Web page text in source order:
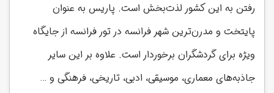
رفتن به این کشور لذت‌بخش است. پاریس به عنوان
پایتخت و مدرن‌ترین شهر فرانسه در تور فرانسه از جایگاه
ویژه برای گردشگران برخوردار است. علاوه بر این سایر
جاذبه‌های معماری، موسیقی، ادبی، تاریخی، فرهنگی و …